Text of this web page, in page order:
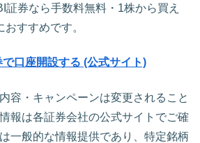
証券なら手数料無料・1株から買え
すすめです。
口座開設する (公式サイト)
容・キャンペーンは変更されること
報は各証券会社の公式サイトでご確
一般的な情報提供であり、特定銘柄